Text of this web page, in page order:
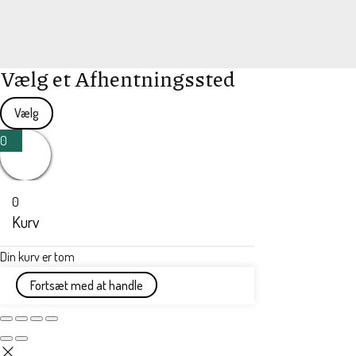
Vælg et Afhentningssted
Vælg
0
0
Kurv
Din kurv er tom
Fortsæt med at handle